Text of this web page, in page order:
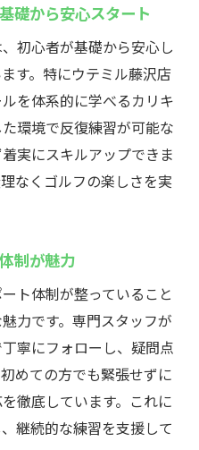
いインドアゴルフス
が選ばれる理由
スが充実した施設
軽にゴルフ体験
通い放題プラン
ドアゴルフを満喫
ールでゼロから始める
環境とサポート内容
スタイルに合わせやす
っかり上達できる仕組
礎から安心スタート
初心者が基礎から安心し
す。特にウテミル藤沢店
を体系的に学べるカリキ
環境で反復練習が可能な
実にスキルアップできま
なくゴルフの楽しさを実
制が魅力
ト体制が整っていること
力です。専門スタッフが
寧にフォローし、疑問点
めての方でも緊張せずに
徹底しています。これに
継続的な練習を支援して